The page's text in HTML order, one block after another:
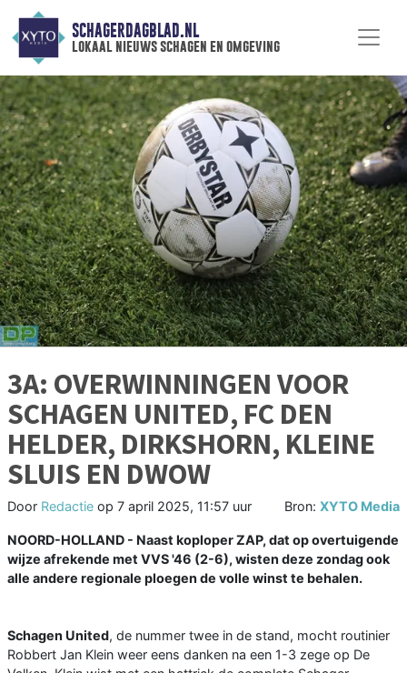
SCHAGERDAGBLAD.NL
lokaal nieuws schagen en omgeving
3A: OVERWINNINGEN VOOR
SCHAGEN UNITED, FC DEN
HELDER, DIRKSHORN, KLEINE
SLUIS EN DWOW
Door Redactie op 7 april 2025, 11:57 uur Bron: XYTO Media
NOORD-HOLLAND - Naast koploper ZAP, dat op overtuigende
wijze afrekende met VVS '46 (2-6), wisten deze zondag ook
alle andere regionale ploegen de volle winst te behalen.
Schagen United, de nummer twee in de stand, mocht routinier
Robbert Jan Klein weer eens danken na een 1-3 zege op De